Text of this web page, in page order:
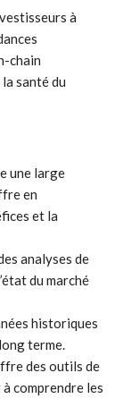
à
chain
santé du
une large
en
et la
analyses de
du marché
historiques
terme.
des outils de
comprendre les